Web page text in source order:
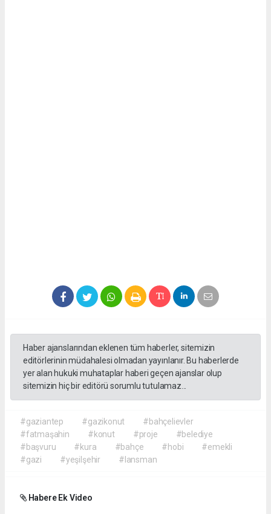
Haber ajanslarından eklenen tüm haberler, sitemizin
editörlerinin müdahalesi olmadan yayınlanır. Bu haberlerde
yer alan hukuki muhataplar haberi geçen ajanslar olup
sitemizin hiç bir editörü sorumlu tutulamaz...
#gaziantep #gazikonut
#bahçelievler
#fatmaşahin
#konut #proje
#belediye
#başvuru
#kura #bahçe #hobi
#emekli
#gazi
#yeşilşehir #lansman
Habere Ek Video